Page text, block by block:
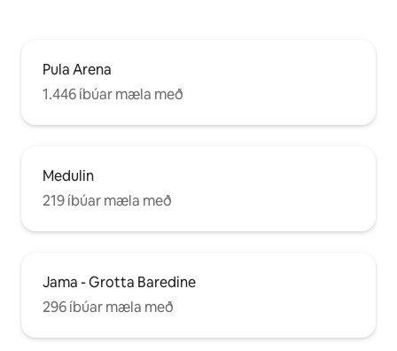
Pula Arena
1.446 íbúar mæla með
Medulin
219 íbúar mæla með
Jama - Grotta Baredine
296 íbúar mæla með